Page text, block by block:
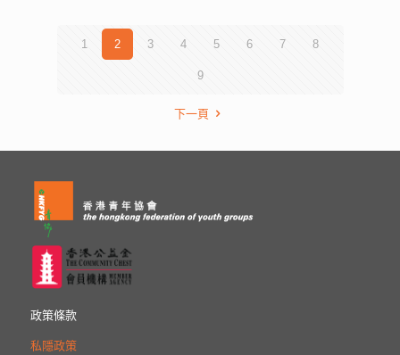
1 2 3 4 5 6 7 8
9
下一頁
政策條款
私隱政策